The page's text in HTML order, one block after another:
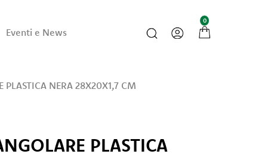
Eventi e News
0
PLASTICA NERA 28X20X1,7 CM
PLASTICA